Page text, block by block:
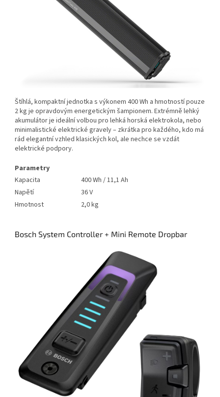
Štíhlá, kompaktní jednotka s výkonem 400 Wh a hmotností pouze
2 kg je opravdovým energetickým šampionem. Extrémně lehký
akumulátor je ideální volbou pro lehká horská elektrokola, nebo
minimalistické elektrické gravely – zkrátka pro každého, kdo má
rád elegantní vzhled klasických kol, ale nechce se vzdát
elektrické podpory.
Parametry
Kapacita
400 Wh / 11,1 Ah
Napětí
36 V
Hmotnost
2,0 kg
Bosch System Controller + Mini Remote Dropbar